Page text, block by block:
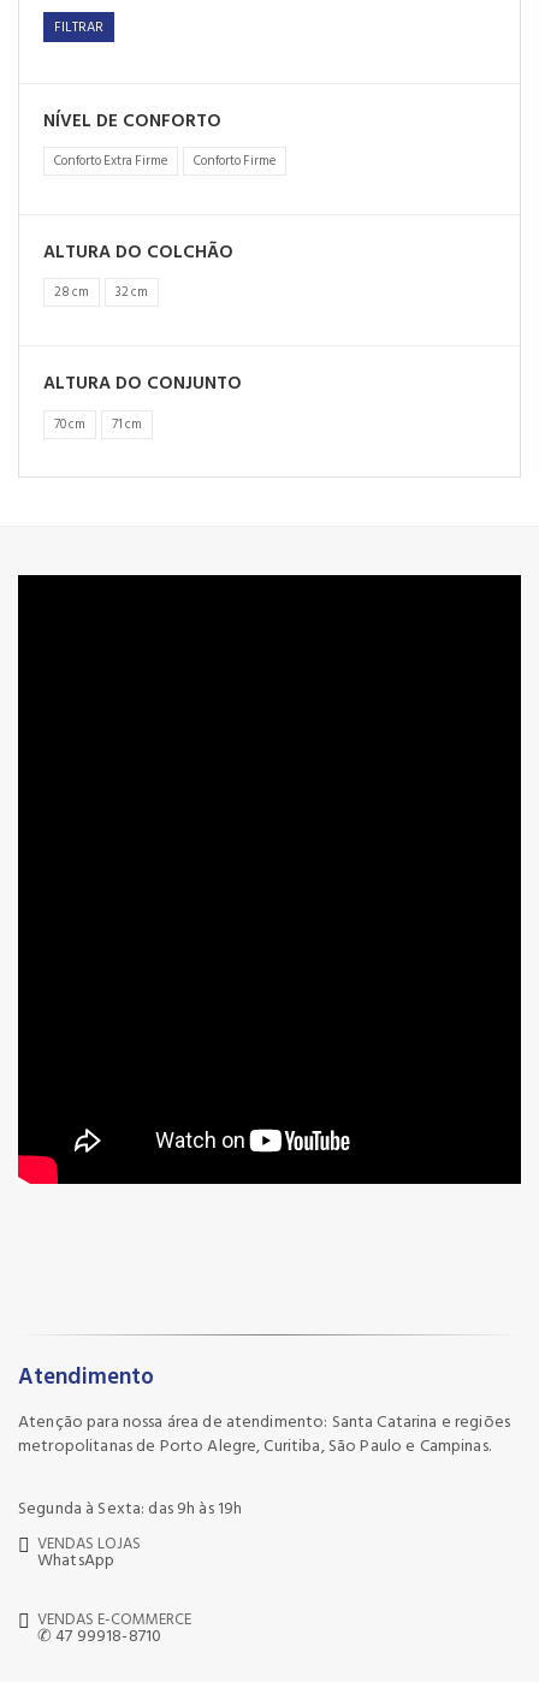
FILTRAR
NÍVEL DE CONFORTO
Conforto Extra Firme Conforto Firme
ALTURA DO COLCHÃO
28 cm 32 cm
ALTURA DO CONJUNTO
70 cm 71 cm
Atendimento
Atenção para nossa área de atendimento: Santa Catarina e regiões
metropolitanas de Porto Alegre, Curitiba, São Paulo e Campinas.
Segunda à Sexta: das 9h às 19h
VENDAS LOJAS
WhatsApp
VENDAS E-COMMERCE
✆ 47 99918-8710